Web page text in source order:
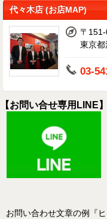
代々木店 (お店MAP)
〒151-
東京
03-
【お問い合せ専用LINE】
お問い合わせ文章の例『